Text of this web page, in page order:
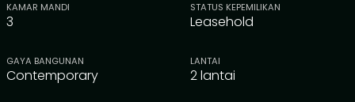
KAMAR MANDI
3
STATUS KEPEMILIKAN
Leasehold
GAYA BANGUNAN
Contemporary
LANTAI
2 lantai